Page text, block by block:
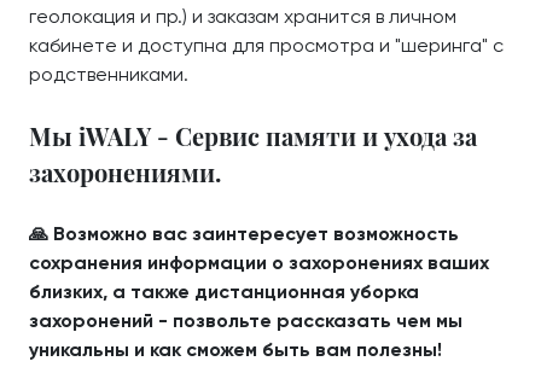
геолокация и пр.) и заказам хранится в личном
кабинете и доступна для просмотра и "шеринга" с
родственниками.
Мы iWALY - Сервис памяти и ухода за
захоронениями.
🙏 Возможно вас заинтересует возможность
сохранения информации о захоронениях ваших
близких, а также дистанционная уборка
захоронений - позвольте рассказать чем мы
уникальны и как сможем быть вам полезны!